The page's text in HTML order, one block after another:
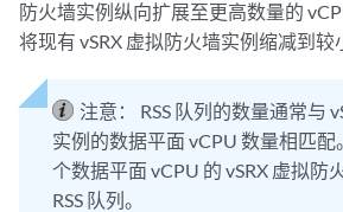
防火墙实例纵向扩展至更高数量的
将现有 vSRX 虚拟防火墙实例缩减到较
注意：
RSS 队列的数量通常与
实例的数据平面 vCPU 数量相匹
个数据平面 vCPU 的 vSRX 虚拟防
RSS 队列。